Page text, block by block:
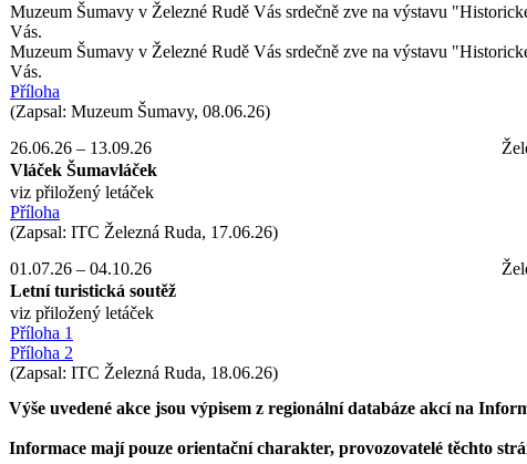
Muzeum Šumavy v Železné Rudě Vás srdečně zve na výstavu
Vás.
Muzeum Šumavy v Železné Rudě Vás srdečně zve na výstavu
Vás.
Příloha
(Zapsal: Muzeum Šumavy, 08.06.26)
26.06.26 – 13.09.26
Vláček Šumavláček
viz přiložený letáček
Příloha
(Zapsal: ITC Železná Ruda, 17.06.26)
01.07.26 – 04.10.26
Letní turistická soutěž
viz přiložený letáček
Příloha 1
Příloha 2
(Zapsal: ITC Železná Ruda, 18.06.26)
Výše uvedené akce jsou výpisem z regionální databáze akcí na
Informace mají pouze orientační charakter, provozovatelé těchto